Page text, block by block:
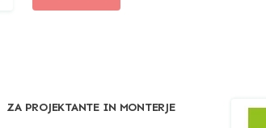
ZA PROJEKTANTE IN MONTERJE